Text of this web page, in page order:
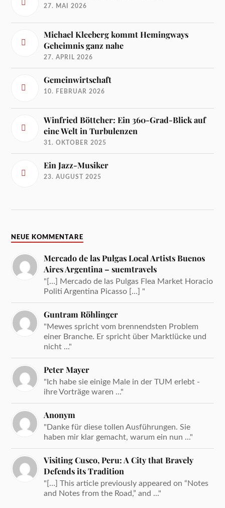
27. MAI 2026
Michael Kleeberg kommt Hemingways
Geheimnis ganz nahe
27. APRIL 2026
Gemeinwirtschaft
10. FEBRUAR 2026
Winfried Böttcher: Ein 360-Grad-Blick auf
eine Welt in Turbulenzen
31. OKTOBER 2025
Ein Jazz-Musiker
23. AUGUST 2025
NEUE KOMMENTARE
Mercado de las Pulgas Local Artists Buenos
Aires Argentina – suemtravels
"[…] Mercado de las Pulgas Flea Market Horacio
Politi Argentina Picasso […] "
Guntram Röhlinger
"Mewes spricht vom brennendsten Problem
einer Branche. Er spricht über Marktlücke und
nicht ..."
Peter Mayer
"Ich habe sie einige Male in der TUM erlebt -
ihre Vorträge waren ..."
Anonym
"Danke für diese tollen Ausführungen. Sie
haben mir klar gemacht, warum ein nun ..."
Visiting Cusco, Peru: A City that Bravely
Defends its Tradition
"[…] This article previously appeared on “Notes
and Notes from the Road,” and ..."